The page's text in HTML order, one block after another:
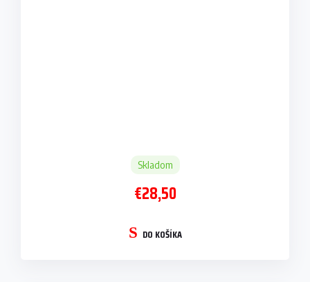
Skladom
€28,50
DO KOŠÍKA